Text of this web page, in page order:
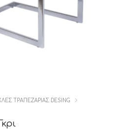
ΤΡΑΠΕΖΑΡΙΑΣ DESING